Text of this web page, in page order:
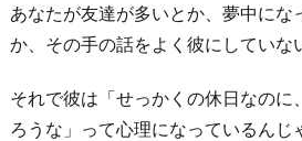
ー
ト
の
前
あなたが友達が多いとか、夢中にな
か、その手の話をよく彼にしていな
それで彼は「せっかくの休日なのに、
ろうな」って心理になっているんじ